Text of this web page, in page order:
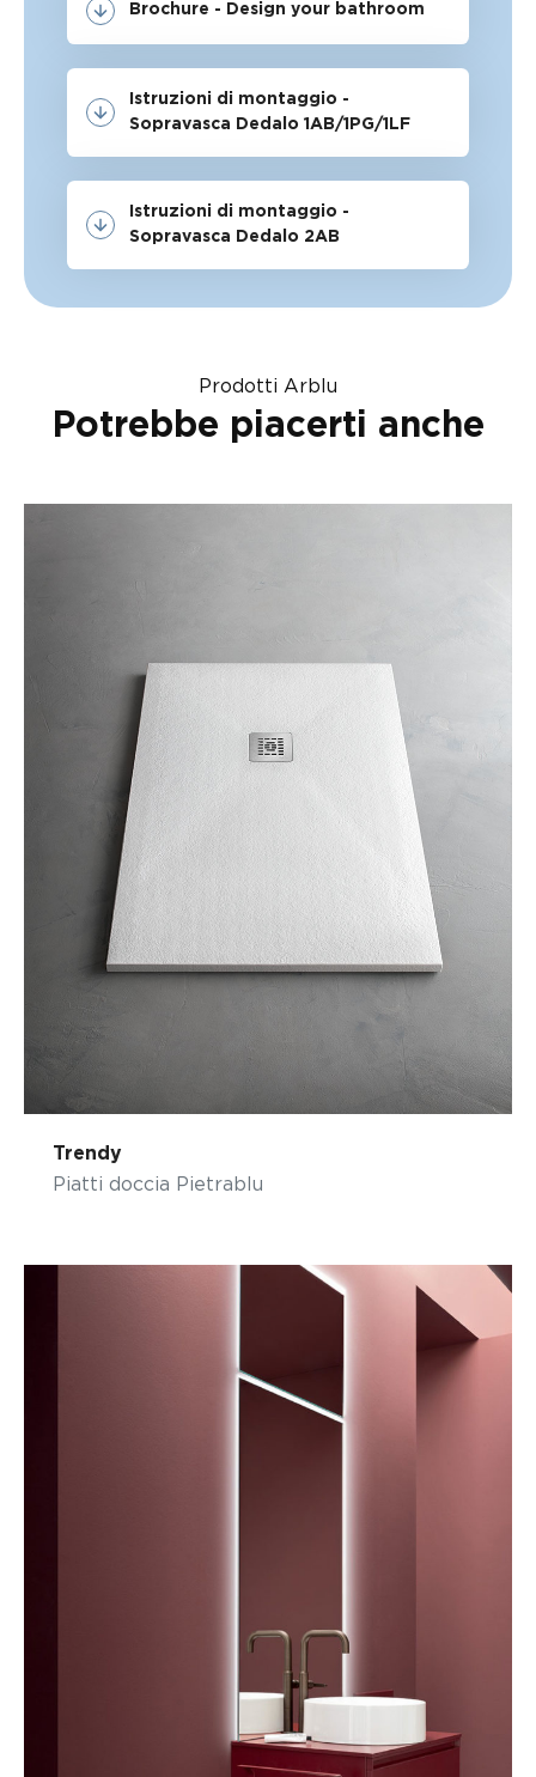
Brochure - Design your bathroom
Istruzioni di montaggio -
Sopravasca Dedalo 1AB/1PG/1LF
Istruzioni di montaggio -
Sopravasca Dedalo 2AB
Prodotti Arblu
Potrebbe piacerti anche
Trendy
Piatti doccia Pietrablu